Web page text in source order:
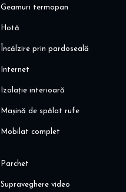
Geamuri termopan
Hotă
Încălzire prin pardoseală
Internet
Izolație interioară
Mașină de spălat rufe
Mobilat complet
Parchet
Supraveghere video